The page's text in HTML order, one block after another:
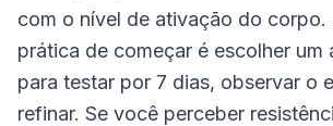
com o nível de ativação do corpo.
prática de começar é escolher um
para testar por 7 dias, observar o
refinar. Se você perceber